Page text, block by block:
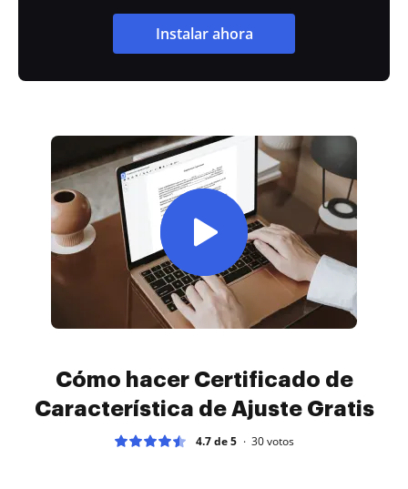
Instalar ahora
Cómo hacer Certificado de
Característica de Ajuste Gratis
4.7 de 5 30votos